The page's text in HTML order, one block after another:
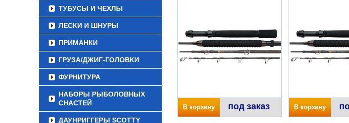
ТУБУСЫ И ЧЕХЛЫ
ЛЕСКИ И ШНУРЫ
ПРИМАНКИ
ГРУЗА/ДЖИГ-ГОЛОВКИ
ФУРНИТУРА
НАБОРЫ РЫБОЛОВНЫХ
СНАСТЕЙ
ДАУНРИГГЕРЫ SCOTTY
В корзину под заказ В корзину